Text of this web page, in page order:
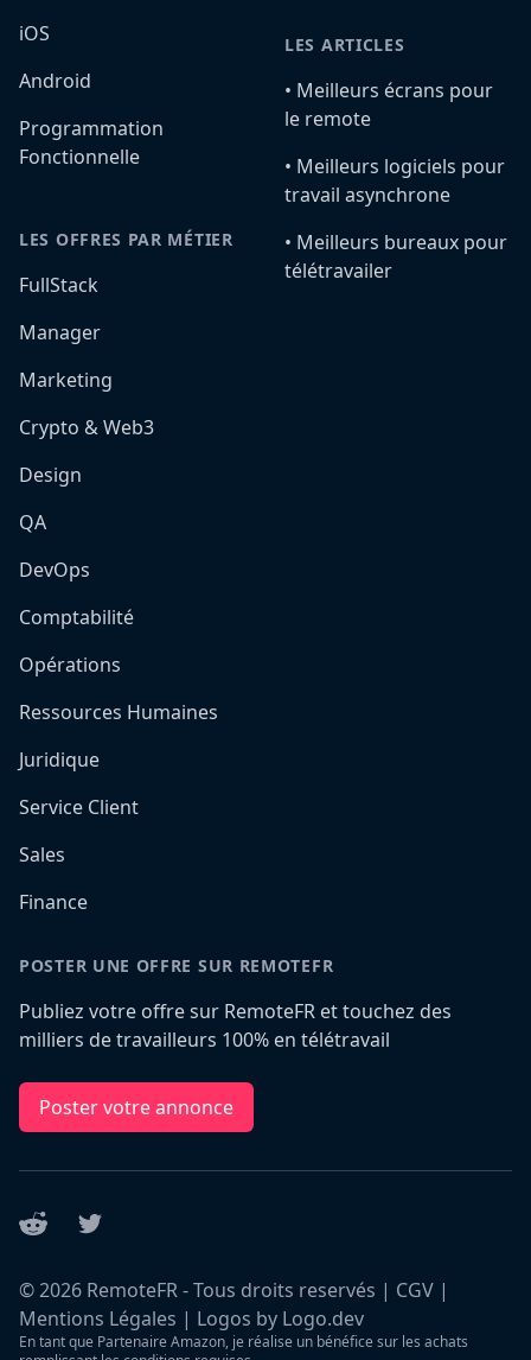
iOS
Android
Programmation
Fonctionnelle
LES OFFRES PAR MÉTIER
FullStack
Manager
Marketing
Crypto & Web3
Design
QA
DevOps
Comptabilité
Opérations
Ressources Humaines
Juridique
Service Client
Sales
Finance
LES ARTICLES
•️ Meilleurs écrans pour
le remote
•️ Meilleurs logiciels pour
travail asynchrone
•️ Meilleurs bureaux pour
télétravailer
POSTER UNE OFFRE SUR REMOTEFR
Publiez votre offre sur RemoteFR et touchez des
milliers de travailleurs 100% en télétravail
Poster votre annonce
Reddit Twitter
©2026 RemoteFR - Tous droits reservés | CGV |
Mentions Légales | Logos by Logo.dev
En tant que Partenaire Amazon, je réalise un bénéfice sur les achats